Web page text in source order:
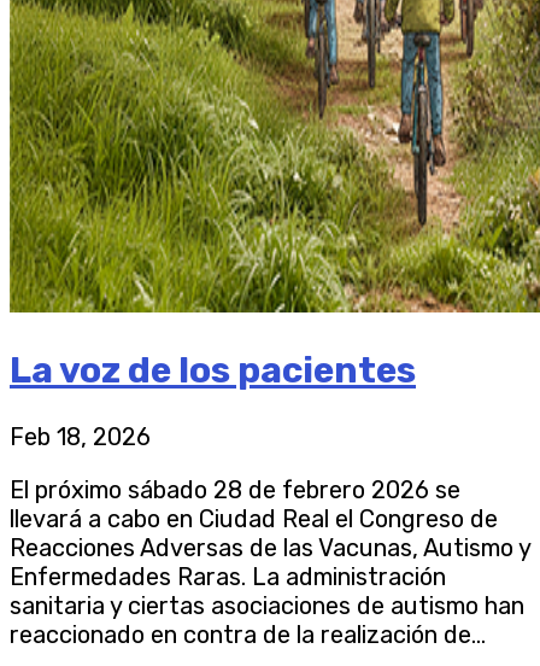
La voz de los pacientes
Feb 18, 2026
El próximo sábado 28 de febrero 2026 se
llevará a cabo en Ciudad Real el Congreso de
Reacciones Adversas de las Vacunas, Autismo y
Enfermedades Raras. La administración
sanitaria y ciertas asociaciones de autismo han
reaccionado en contra de la realización de...